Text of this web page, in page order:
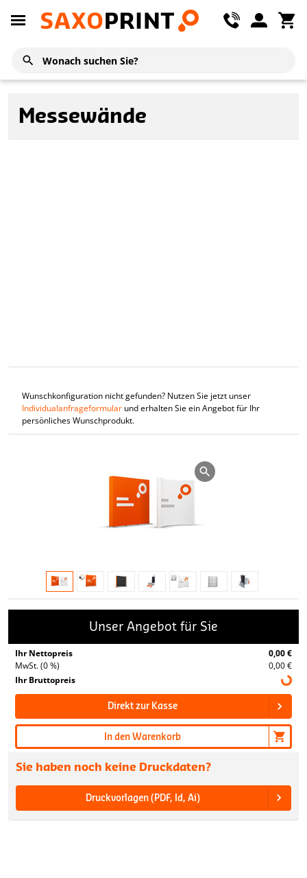
Messewände
Wunschkonfiguration nicht gefunden? Nutzen Sie jetzt unser
Individualanfrageformular und erhalten Sie ein Angebot für Ihr
persönliches Wunschprodukt.
Unser Angebot für Sie
Ihr Nettopreis
0,00 €
MwSt. (0 %)
0,00 €
Ihr Bruttopreis
Direkt zur Kasse
In den Warenkorb
Sie haben noch keine Druckdaten?
Druckvorlagen (PDF, Id, Ai)